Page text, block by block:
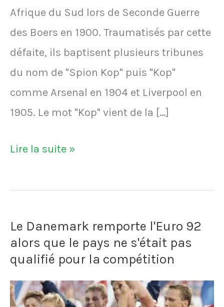
Afrique du Sud lors de Seconde Guerre
des Boers en 1900. Traumatisés par cette
défaite, ils baptisent plusieurs tribunes
du nom de "Spion Kop" puis "Kop"
comme Arsenal en 1904 et Liverpool en
1905. Le mot "Kop" vient de la […]
Le
"Kop"
d'une
bataille
perdue
par
Lire la suite »
Le Danemark remporte l'Euro 92
alors que le pays ne s'était pas
qualifié pour la compétition